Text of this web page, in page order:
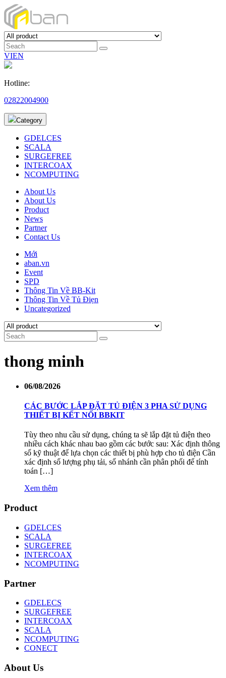
VIEN
Hotline:
02822004900
Category
GDELCES
SCALA
SURGEFREE
INTERCOAX
NCOMPUTING
About Us
About Us
Product
News
Partner
Contact Us
Mới
aban.vn
Event
SPD
Thông Tin Về BB-Kit
Thông Tin Về Tủ Điẹn
Uncategorized
thong minh
06/08/2026
CÁC BƯỚC LẮP ĐẶT TỦ ĐIỆN 3 PHA SỬ DỤNG
THIẾT BỊ KẾT NỐI BBKIT
Tùy theo nhu cầu sử dụng, chúng ta sẽ lắp đặt tủ điện theo
nhiều cách khác nhau bao gồm các bước sau: Xác định thông
số kỹ thuật để lựa chọn các thiết bị phù hợp cho tủ điện Cần
xác định số lượng phụ tải, số nhánh cần phân phối để tính
toán […]
Xem thêm
Product
GDELCES
SCALA
SURGEFREE
INTERCOAX
NCOMPUTING
Partner
GDELECS
SURGEFREE
INTERCOAX
SCALA
NCOMPUTING
CONECT
About Us